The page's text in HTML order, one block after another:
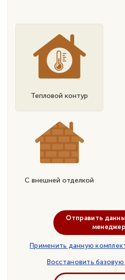
Тепловой контур
С внешней отделкой
Отправить
Применить данную
Восстановить